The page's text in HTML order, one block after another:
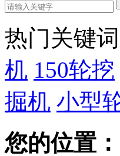
热门关键词
机 150轮挖
掘机 小型
您的位置：